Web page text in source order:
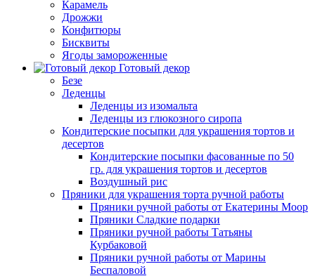
Карамель
Дрожжи
Конфитюры
Бисквиты
Ягоды замороженные
Готовый декор
Безе
Леденцы
Леденцы из изомальта
Леденцы из глюкозного сиропа
Кондитерские посыпки для украшения тортов и
десертов
Кондитерские посыпки фасованные по 50
гр. для украшения тортов и десертов
Воздушный рис
Пряники для украшения торта ручной работы
Пряники ручной работы от Екатерины Моор
Пряники Сладкие подарки
Пряники ручной работы Татьяны
Курбаковой
Пряники ручной работы от Марины
Беспаловой